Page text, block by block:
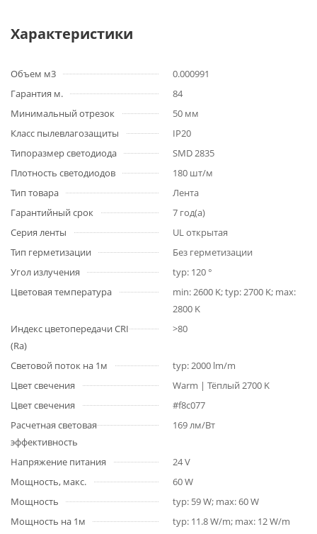
Характеристики
Объем м3
0.000991
Гарантия м.
84
Минимальный отрезок
50 мм
Класс пылевлагозащиты
IP20
Типоразмер светодиода
SMD 2835
Плотность светодиодов
180 шт/м
Тип товара
Лента
Гарантийный срок
7 год(а)
Серия ленты
UL открытая
Тип герметизации
Без герметизации
Угол излучения
typ: 120 °
Цветовая температура
min: 2600 K; typ: 2700 K; max:
2800 K
Индекс цветопередачи CRI
(Ra)
>80
Световой поток на 1м
typ: 2000 lm/m
Цвет свечения
Warm | Тёплый 2700 K
Цвет свечения
#f8c077
Расчетная световая
эффективность
169 лм/Вт
Напряжение питания
24 V
Мощность, макс.
60 W
Мощность
typ: 59 W; max: 60 W
Мощность на 1м
typ: 11.8 W/m; max: 12 W/m